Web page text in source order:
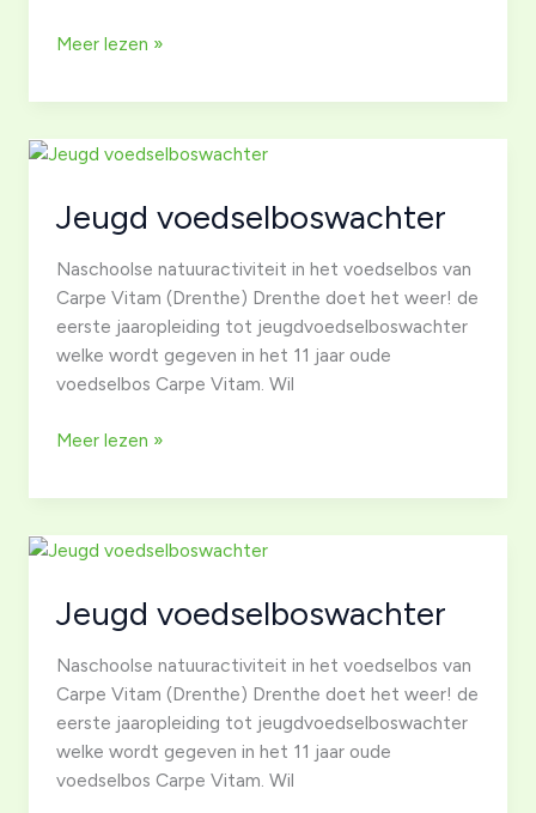
Jeugd
Meer lezen »
Jeugd voedselboswachter
Naschoolse natuuractiviteit in het voedselbos van
Carpe Vitam (Drenthe) Drenthe doet het weer! de
eerste jaaropleiding tot jeugdvoedselboswachter
welke wordt gegeven in het 11 jaar oude
voedselbos Carpe Vitam. Wil
Jeugd
Meer lezen »
Jeugd voedselboswachter
Naschoolse natuuractiviteit in het voedselbos van
Carpe Vitam (Drenthe) Drenthe doet het weer! de
eerste jaaropleiding tot jeugdvoedselboswachter
welke wordt gegeven in het 11 jaar oude
voedselbos Carpe Vitam. Wil